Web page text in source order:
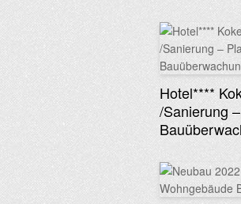
Hotel****
/Sanierung